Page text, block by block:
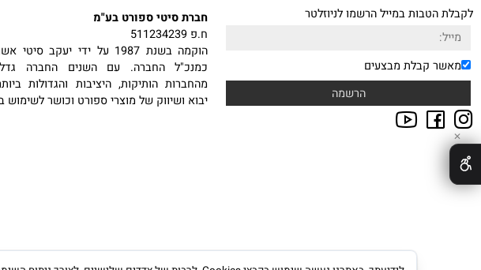
ונחזור אליכם!
במייל הרשמו לניוזלטר
קבלת מבצעים
אודות
חברת סיטי ספורט בע"מ